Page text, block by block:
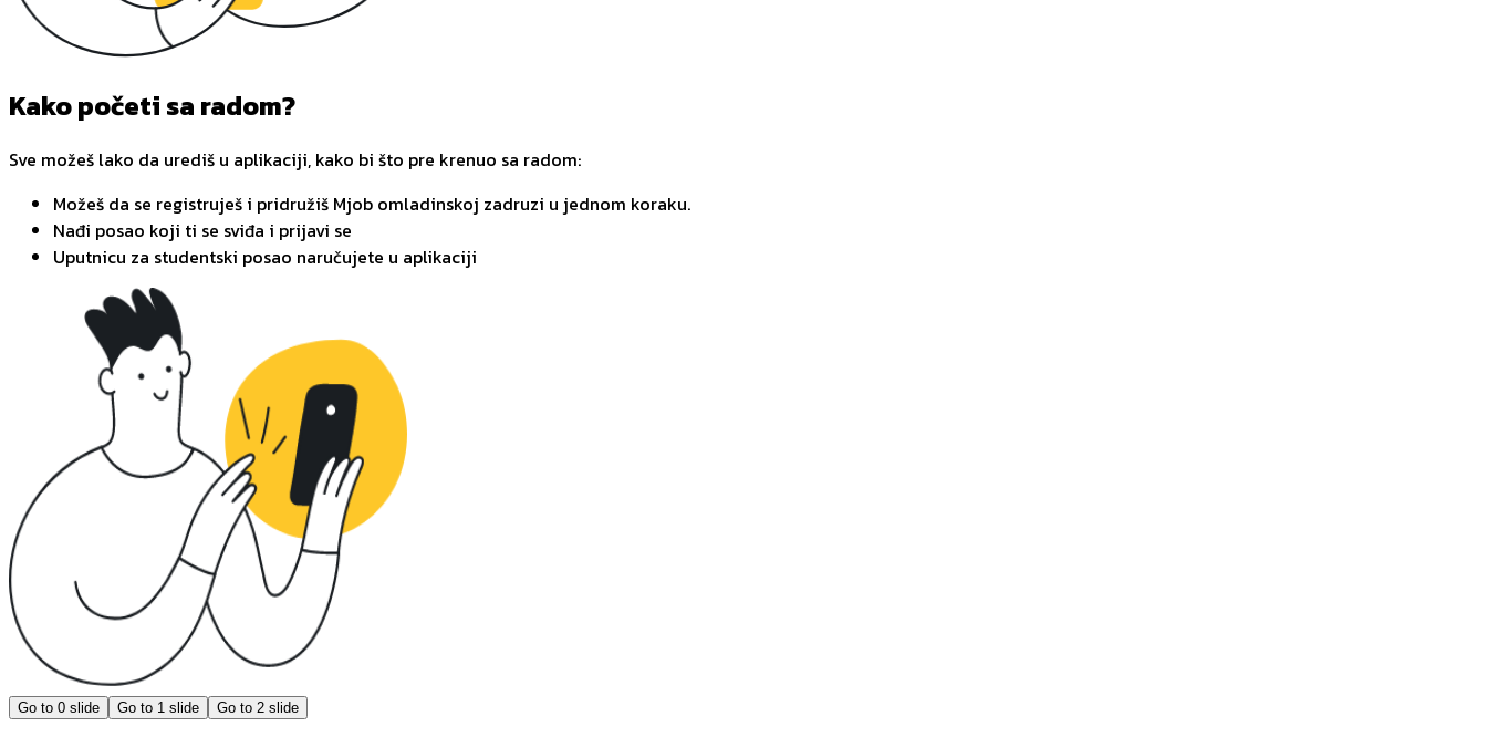
Kako početi sa radom?
Sve možeš lako da urediš u aplikaciji, kako bi što pre krenuo sa radom:
Možeš da se registruješ i pridružiš Mjob omladinskoj zadruzi u jednom koraku.
Nađi posao koji ti se sviđa i prijavi se
Uputnicu za studentski posao naručujete u aplikaciji
Go to 0 slide Go to 1 slide Go to 2 slide